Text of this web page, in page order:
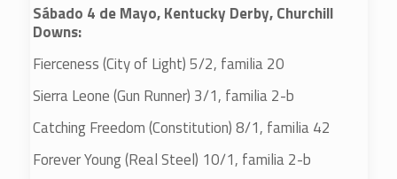
Sábado 4 de Mayo, Kentucky Derby, Churchill
Downs:
Fierceness (City of Light) 5/2, familia 20
Sierra Leone (Gun Runner) 3/1, familia 2-b
Catching Freedom (Constitution) 8/1, familia 42
Forever Young (Real Steel) 10/1, familia 2-b